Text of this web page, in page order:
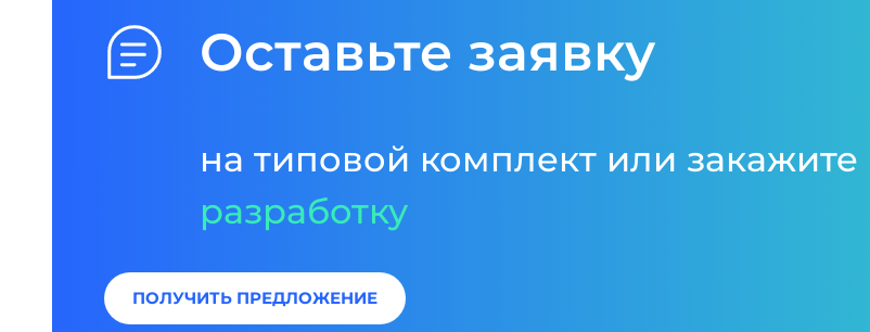
Оставьте заявку
на типовой комплект или закажите
разработку
ПОЛУЧИТЬ ПРЕДЛОЖЕНИЕ